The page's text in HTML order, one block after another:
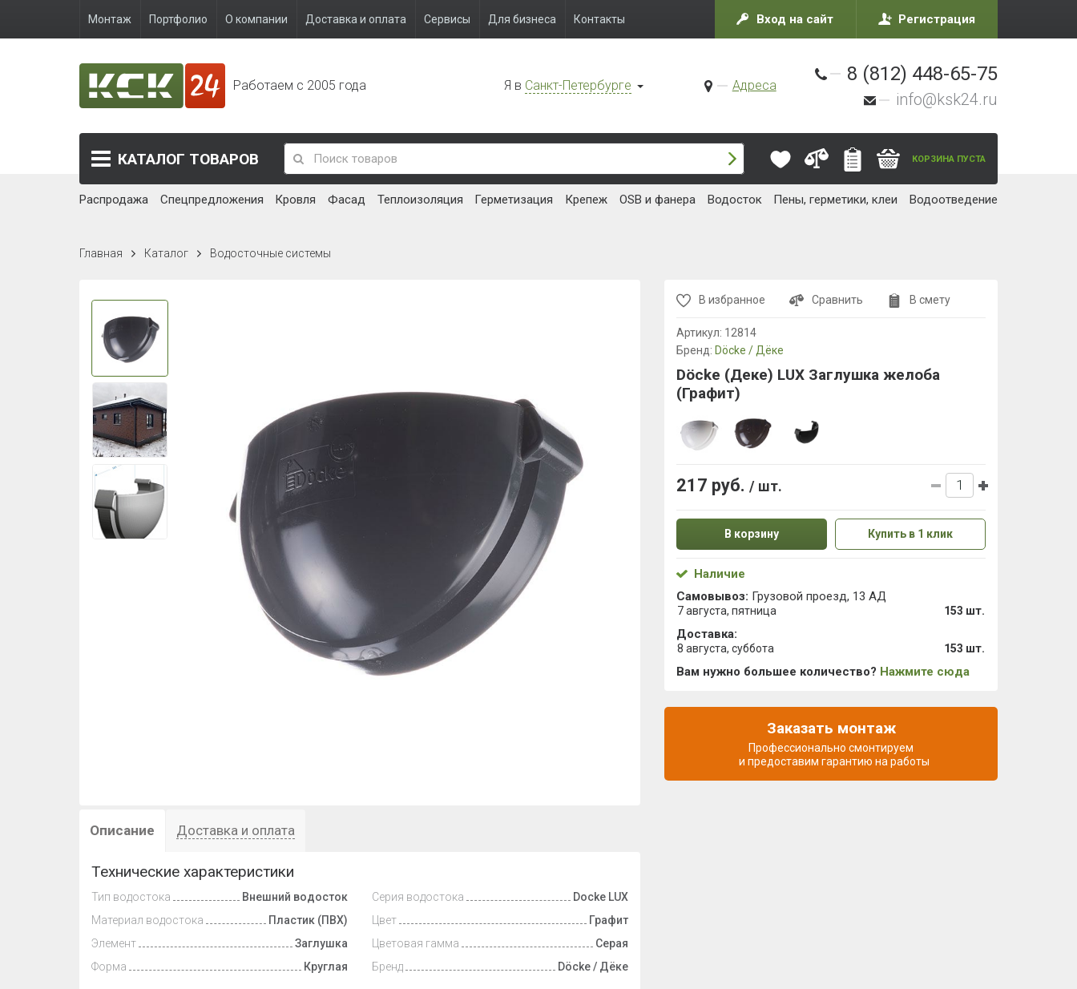
Монтаж Портфолио О компании Доставка и оплата Сервисы Для бизнеса Контакты Вход на сайт Регистрация
Работаем с 2005 года Я в Санкт-Петербурге Адреса
8 (812) 448-65-75
info@ksk24.ru
КАТАЛОГ ТОВАРОВ КОРЗИНА ПУСТА
Распродажа Спецпредложения Кровля Фасад Теплоизоляция Герметизация Крепеж OSB и фанера Водосток Пены, герметики, клеи Водоотведение
Главная Каталог Водосточные системы
Описание Доставка и оплата
Технические характеристики
Тип водостока
Внешний водосток
Материал водостока
Пластик (ПВХ)
Элемент
Заглушка
Форма
Круглая
Серия водостока
Docke LUX
Цвет
Графит
Цветовая гамма
Серая
Бренд
Döcke / Дёке
В избранное Сравнить В смету
Артикул: 12814
Бренд: Döcke / Дёке
Döcke (Деке) LUX Заглушка желоба
(Графит)
217 руб. / шт.
В корзину Купить в 1 клик
Наличие
Самовывоз: Грузовой проезд, 13 АД
7 августа, пятница 153 шт.
Доставка:
8 августа, суббота 153 шт.
Вам нужно большее количество? Нажмите сюда
Заказать монтаж
Профессионально смонтируем
и предоставим гарантию на работы